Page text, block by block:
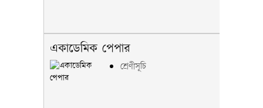
একাডেমিক পেপার
শ্রেণীসূচি